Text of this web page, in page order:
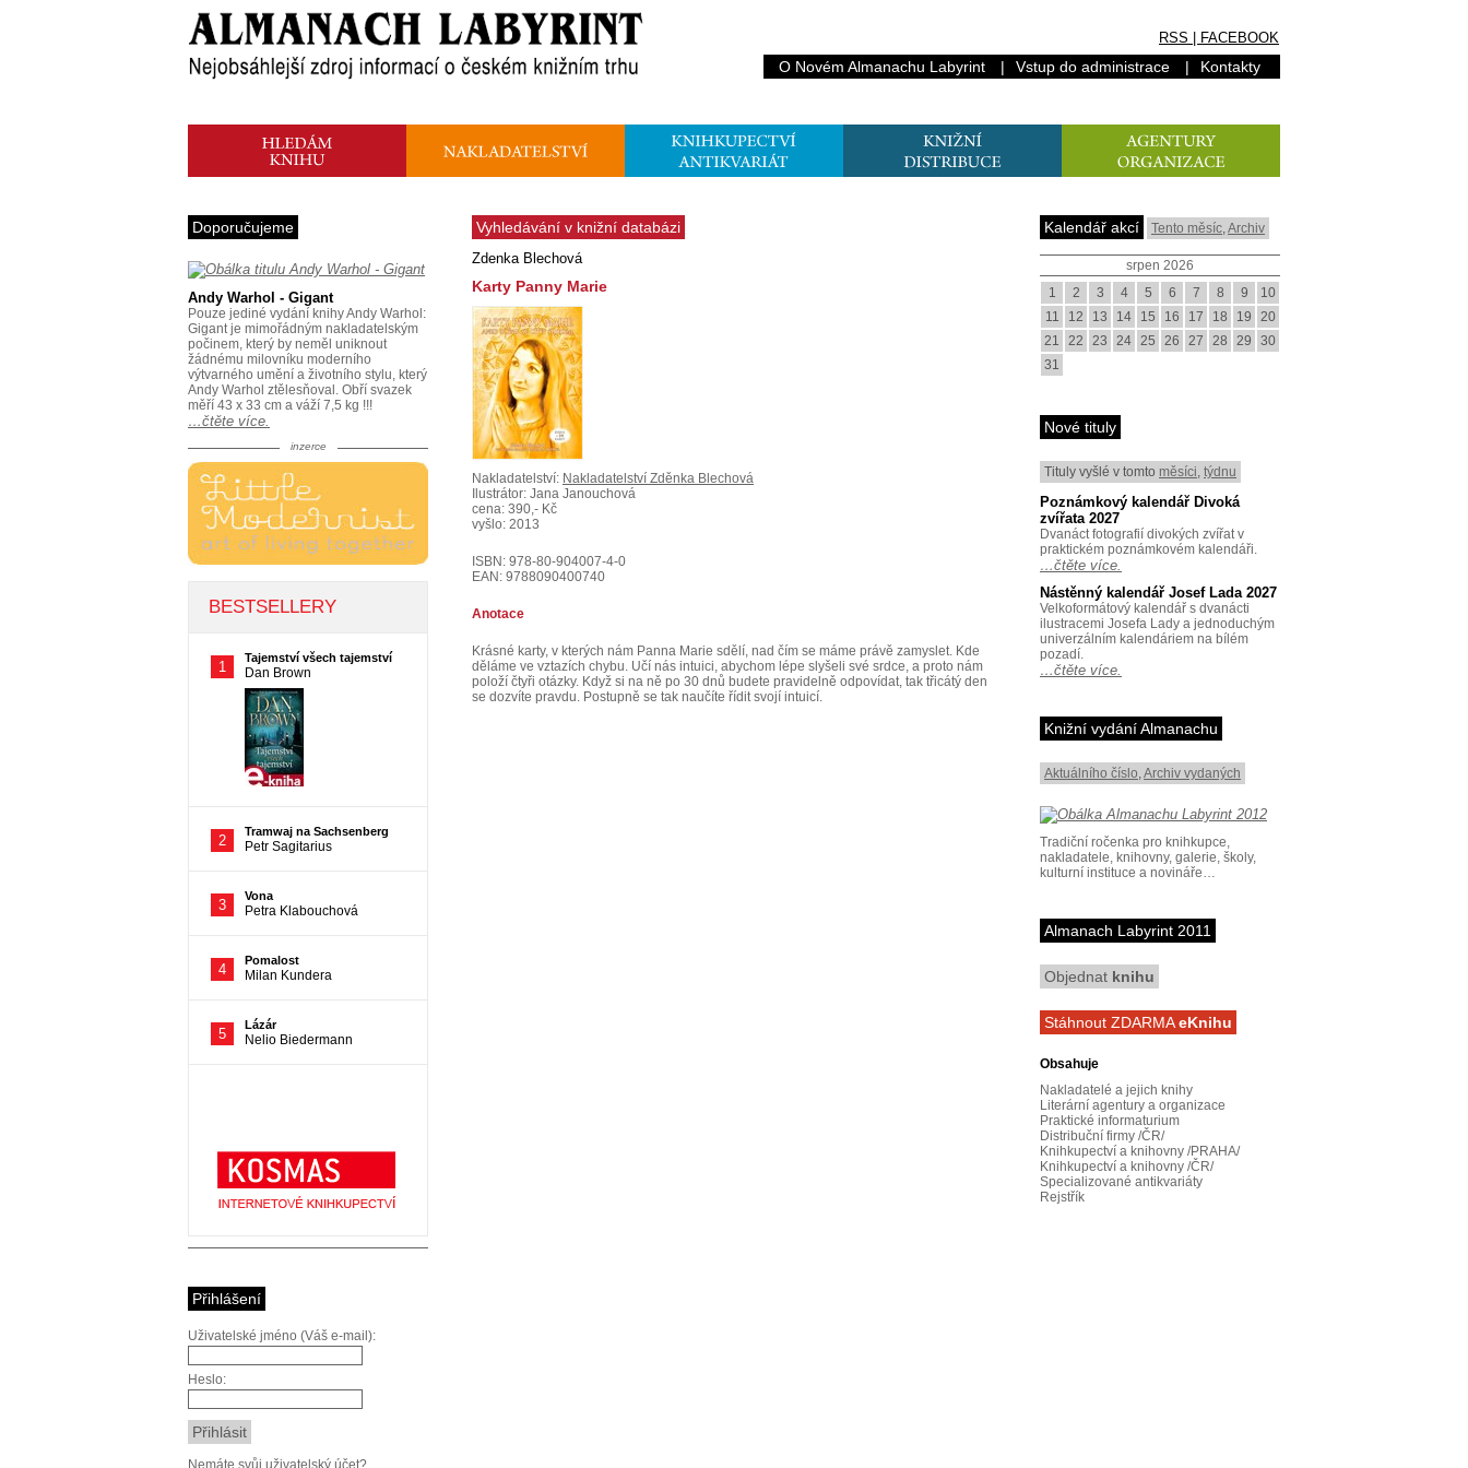
RSS FACEBOOK
O Novém Almanachu Labyrint | Vstup do administrace | Kontakty
Vyhledávání v knižní databázi
Zdenka Blechová
Karty Panny Marie
Nakladatelství: Nakladatelství Zděnka Blechová
Ilustrátor: Jana Janouchová
cena: 390,- Kč
vyšlo: 2013
ISBN: 978-80-904007-4-0
EAN: 9788090400740
Anotace
Krásné karty, v kterých nám Panna Marie sdělí, nad čím se máme právě zamyslet. Kde
děláme ve vztazích chybu. Učí nás intuici, abychom lépe slyšeli své srdce, a proto nám
položí čtyři otázky. Když si na ně po 30 dnů budete pravidelně odpovídat, tak třicátý den
se dozvíte pravdu. Postupně se tak naučíte řídit svojí intuicí.
Doporučujeme
Andy Warhol - Gigant
Pouze jediné vydání knihy Andy Warhol:
Gigant je mimořádným nakladatelským
počinem, který by neměl uniknout
žádnému milovníku moderního
výtvarného umění a životního stylu, který
Andy Warhol ztělesňoval. Obří svazek
měří 43 x 33 cm a váží 7,5 kg !!!
…čtěte více.
inzerce
Přihlášení
Uživatelské jméno (Váš e-mail):
Heslo:
Nemáte svůj uživatelský účet?
Kalendář akcí Tento měsíc,Archiv
srpen 2026
1
2 3 4 5 6 7 8 9
10
11
12 13 14 15 16 17 18 19
20
21
22 23 24 25 26 27 28 29
30
31
Nové tituly
Tituly vyšlé v tomto měsíci, týdnu
Poznámkový kalendář Divoká
zvířata 2027
Dvanáct fotografií divokých zvířat v
praktickém poznámkovém kalendáři.
…čtěte více.
Nástěnný kalendář Josef Lada 2027
Velkoformátový kalendář s dvanácti
ilustracemi Josefa Lady a jednoduchým
univerzálním kalendáriem na bílém
pozadí.
…čtěte více.
Knižní vydání Almanachu
Aktuálního číslo,Archiv vydaných
Tradiční ročenka pro knihkupce,
nakladatele, knihovny, galerie, školy,
kulturní instituce a novináře…
Almanach Labyrint 2011
Objednat knihu
Stáhnout ZDARMAeKnihu
Obsahuje
Nakladatelé a jejich knihy
Literární agentury a organizace
Praktické informaturium
Distribuční firmy /ČR/
Knihkupectví a knihovny /PRAHA/
Knihkupectví a knihovny /ČR/
Specializované antikvariáty
Rejstřík